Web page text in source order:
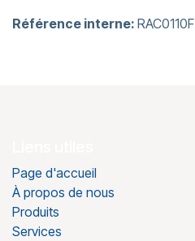
Référence interne: RAC0110F
Page d'accueil
À propos de nous
Produits
Services